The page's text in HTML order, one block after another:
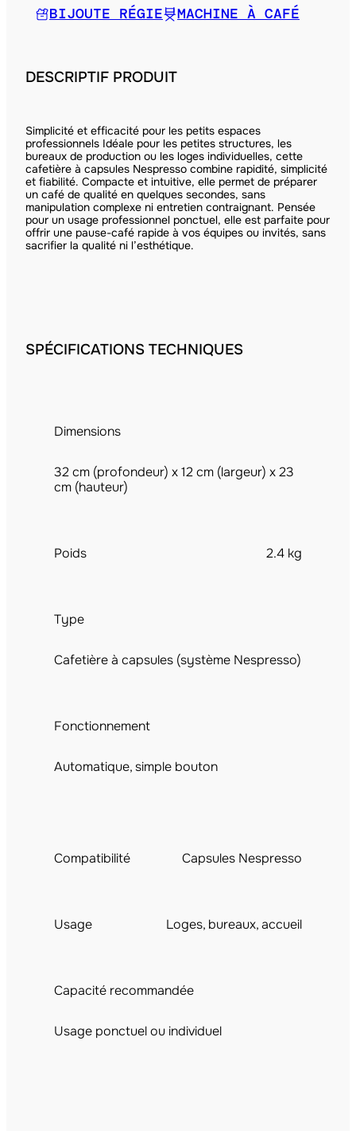
BIJOUTE RÉGIE MACHINE À CAFÉ
DESCRIPTIF PRODUIT
Simplicité et efficacité pour les petits espaces
professionnels Idéale pour les petites structures, les
bureaux de production ou les loges individuelles, cette
cafetière à capsules Nespresso combine rapidité, simplicité
et fiabilité. Compacte et intuitive, elle permet de préparer
un café de qualité en quelques secondes, sans
manipulation complexe ni entretien contraignant. Pensée
pour un usage professionnel ponctuel, elle est parfaite pour
offrir une pause-café rapide à vos équipes ou invités, sans
sacrifier la qualité ni l’esthétique.
SPÉCIFICATIONS TECHNIQUES
Dimensions
32 cm (profondeur) x 12 cm (largeur) x 23
cm (hauteur)
Poids 2.4 kg
Type
Cafetière à capsules (système Nespresso)
Fonctionnement
Automatique, simple bouton
Compatibilité Capsules Nespresso
Usage Loges, bureaux, accueil
Capacité recommandée
Usage ponctuel ou individuel